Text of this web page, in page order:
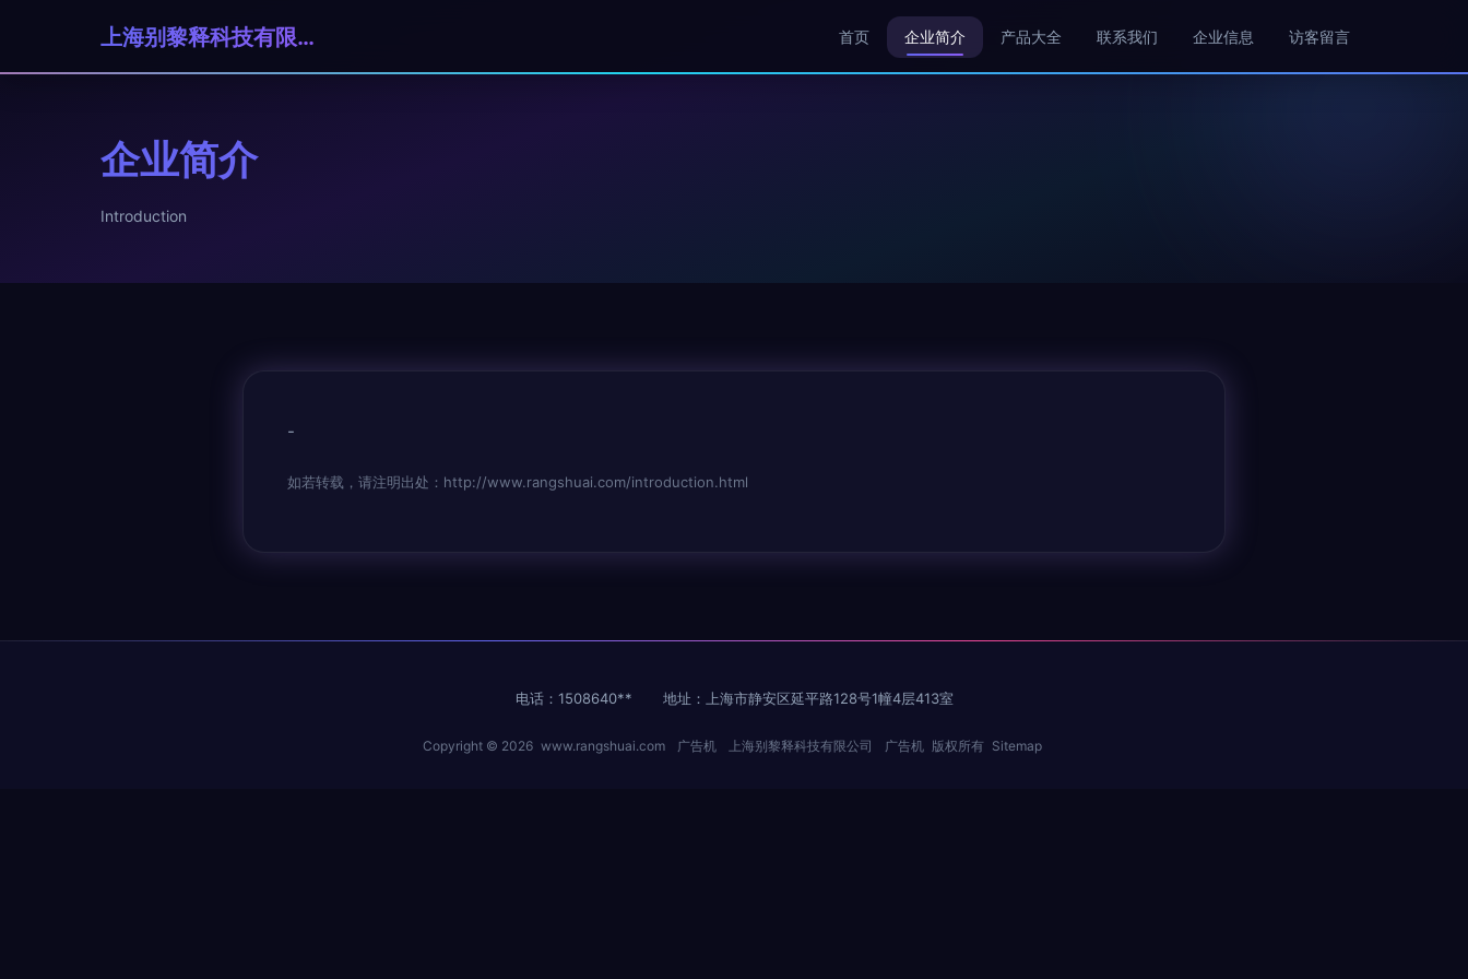
上海别黎释科技有限公司 首页 企业简介 产品大全 联系我们 企业信息 访客留言
企业简介
Introduction
-
如若转载，请注明出处：http://www.rangshuai.com/introduction.html
电话：1508640** 地址：上海市静安区延平路128号1幢4层413室
Copyright © 2026 www.rangshuai.com 广告机 上海别黎释科技有限公司 广告机 版权所有 Sitemap